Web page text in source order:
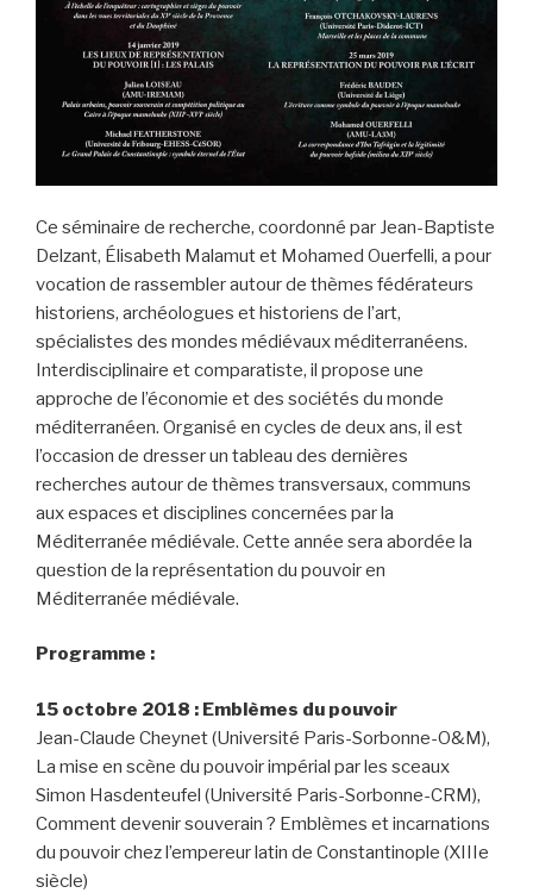
Ce séminaire de recherche, coordonné par Jean-Baptiste
Delzant, Élisabeth Malamut et Mohamed Ouerfelli, a pour
vocation de rassembler autour de thèmes fédérateurs
historiens, archéologues et historiens de l’art,
spécialistes des mondes médiévaux méditerranéens.
Interdisciplinaire et comparatiste, il propose une
approche de l’économie et des sociétés du monde
méditerranéen. Organisé en cycles de deux ans, il est
l’occasion de dresser un tableau des dernières
recherches autour de thèmes transversaux, communs
aux espaces et disciplines concernées par la
Méditerranée médiévale. Cette année sera abordée la
question de la représentation du pouvoir en
Méditerranée médiévale.
Programme :
15 octobre 2018 : Emblèmes du pouvoir
Jean-Claude Cheynet (Université Paris-Sorbonne-O&M),
La mise en scène du pouvoir impérial par les sceaux
Simon Hasdenteufel (Université Paris-Sorbonne-CRM),
Comment devenir souverain ? Emblèmes et incarnations
du pouvoir chez l’empereur latin de Constantinople (XIIIe
siècle)